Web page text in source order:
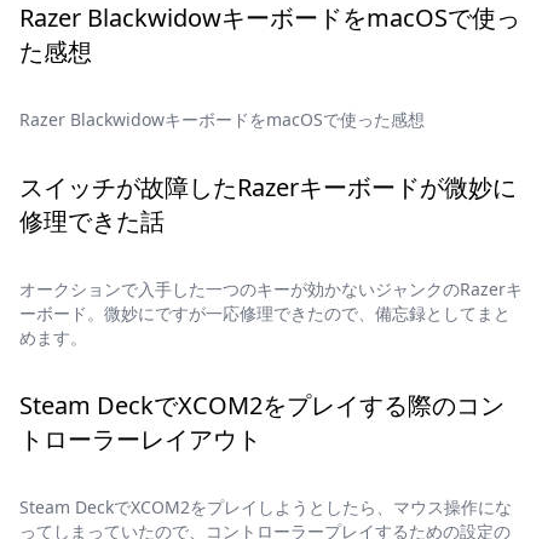
Razer BlackwidowキーボードをmacOSで使っ
た感想
Razer BlackwidowキーボードをmacOSで使った感想
スイッチが故障したRazerキーボードが微妙に
修理できた話
オークションで入手した一つのキーが効かないジャンクのRazerキ
ーボード。微妙にですが一応修理できたので、備忘録としてまと
めます。
Steam DeckでXCOM2をプレイする際のコン
トローラーレイアウト
Steam DeckでXCOM2をプレイしようとしたら、マウス操作にな
ってしまっていたので、コントローラープレイするための設定の